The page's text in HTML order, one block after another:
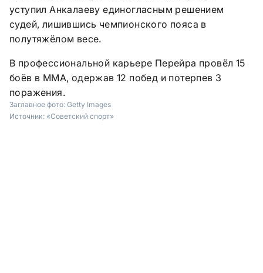
уступил Анкалаеву единогласным решением
судей, лишившись чемпионского пояса в
полутяжёлом весе.
В профессиональной карьере Перейра провёл 15
боёв в ММА, одержав 12 побед и потерпев 3
поражения.
Заглавное фото: Getty Images
Источник: «Советский спорт»